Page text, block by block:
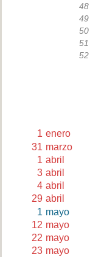
48
49
50
51
52
1 enero
31 marzo
1 abril
3 abril
4 abril
29 abril
1 mayo
12 mayo
22 mayo
23 mayo